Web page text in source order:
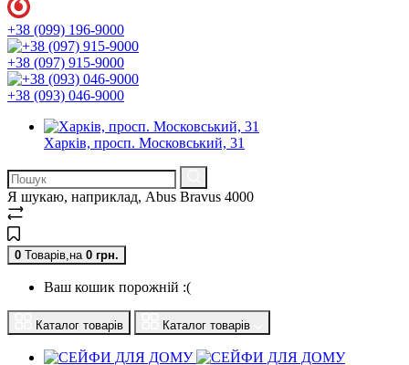
+38 (099) 196-9000
+38 (097) 915-9000
+38 (093) 046-9000
Харків, просп. Московський, 31
Я шукаю, наприклад, Abus Bravus 4000
0 Товарів,на 0 грн.
Ваш кошик порожній :(
Каталог товарів Каталог товарів